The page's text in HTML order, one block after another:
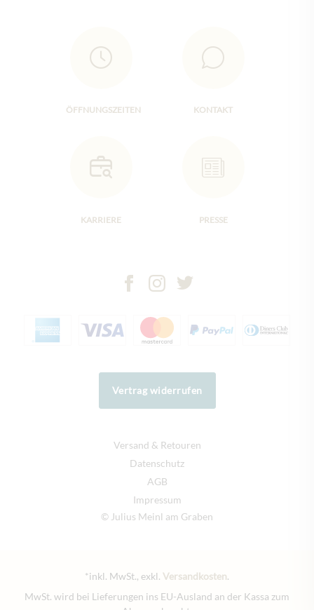
ÖFFNUNGSZEITEN KONTAKT
KARRIERE PRESSE
Vertrag widerrufen
Versand & Retouren
Datenschutz
AGB
Impressum
© Julius Meinl am Graben
*inkl. MwSt., exkl. Versandkosten.
MwSt. wird bei Lieferungen ins EU-Ausland an der Kassa zum